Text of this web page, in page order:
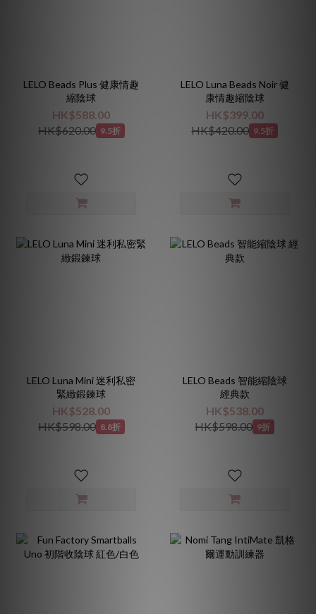
LELO Beads Plus 健康情趣
縮陰球
HK$588.00
HK$620.00 9.5折
LELO Luna Beads Noir 健
康情趣縮陰球
HK$399.00
HK$420.00 9.5折
LELO Luna Mini 迷利私密
緊緻鍛鍊球
HK$528.00
HK$598.00 8.8折
LELO Beads 智能縮陰球
經典款
HK$538.00
HK$598.00 9折